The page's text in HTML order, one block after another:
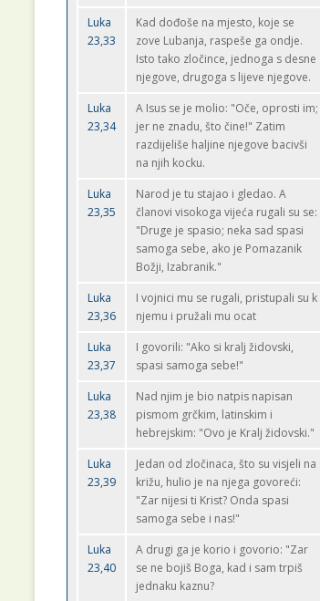
Luka
23,33
Kad dođoše na mjesto, koje se
zove Lubanja, raspeše ga ondje.
Isto tako zločince, jednoga s desne
njegove, drugoga s lijeve njegove.
Luka
23,34
A Isus se je molio: "Oče, oprosti im;
jer ne znadu, što čine!" Zatim
razdijeliše haljine njegove bacivši
na njih kocku.
Luka
23,35
Narod je tu stajao i gledao. A
članovi visokoga vijeća rugali su se:
"Druge je spasio; neka sad spasi
samoga sebe, ako je Pomazanik
Božji, Izabranik."
Luka
23,36
I vojnici mu se rugali, pristupali su k
njemu i pružali mu ocat
Luka
23,37
I govorili: "Ako si kralj židovski,
spasi samoga sebe!"
Luka
23,38
Nad njim je bio natpis napisan
pismom grčkim, latinskim i
hebrejskim: "Ovo je Kralj židovski."
Luka
23,39
Jedan od zločinaca, što su visjeli na
križu, hulio je na njega govoreći:
"Zar nijesi ti Krist? Onda spasi
samoga sebe i nas!"
Luka
23,40
A drugi ga je korio i govorio: "Zar
se ne bojiš Boga, kad i sam trpiš
jednaku kaznu?